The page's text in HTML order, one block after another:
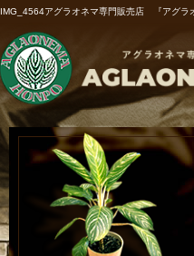
IMG_4564アグラオネマ専門販売店 『アグラ